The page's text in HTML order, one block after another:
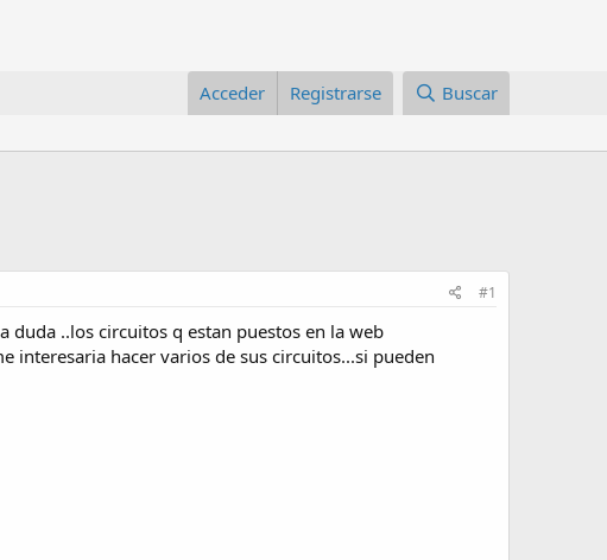
Acceder Registrarse Buscar
#1
duda ..los circuitos q estan puestos en la web
interesaria hacer varios de sus circuitos...si pueden